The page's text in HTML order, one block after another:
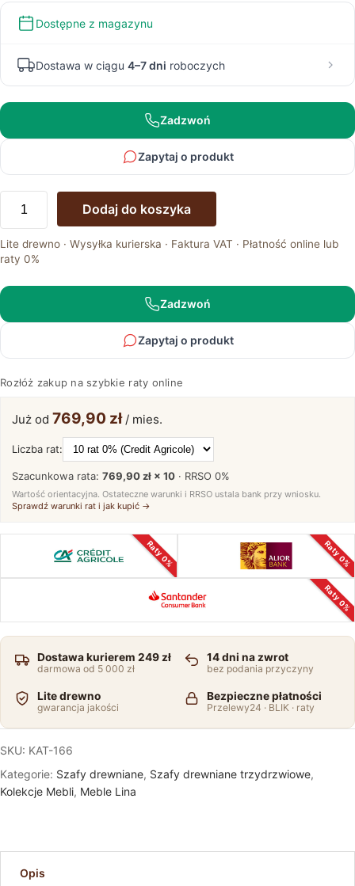
Dostępne z magazynu
Dostawa w ciągu 4–7 dni roboczych
Zadzwoń
Zapytaj o produkt
Dębowa
Szafa
Lina
Wąska
Dodaj do koszyka
Lite drewno · Wysyłka kurierska · Faktura VAT · Płatność online lub
raty 0%
Zadzwoń
Zapytaj o produkt
Rozłóż zakup na szybkie raty online
Już od 769,90 zł/ mies.
Liczba rat:
Szacunkowa rata: 769,90 zł × 10 · RRSO 0%
Wartość orientacyjna. Ostateczne warunki i RRSO ustala bank przy wniosku.
Sprawdź warunki rat i jak kupić →
Raty 0%
Raty 0%
Raty 0%
Dostawa kurierem 249 zł
darmowa od 5 000 zł
14 dni na zwrot
bez podania przyczyny
Lite drewno
gwarancja jakości
Bezpieczne płatności
Przelewy24 · BLIK · raty
SKU: KAT-166
Kategorie: Szafy drewniane, Szafy drewniane trzydrzwiowe,
Kolekcje Mebli, Meble Lina
Opis